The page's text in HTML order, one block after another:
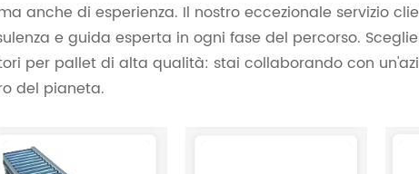
anche di esperienza. Il nostro eccezionale servizio
e guida esperta in ogni fase del percorso.
per pallet di alta qualità: stai collaborando con
del pianeta.